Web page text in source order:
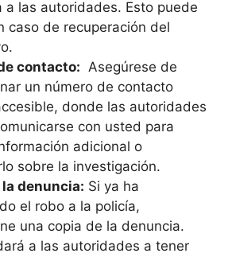
a las autoridades. Esto puede⁢
caso de recuperación del
​contacto: ⁢ Asegúrese de
un número⁢ de contacto
donde las ‍autoridades
con usted para
adicional o
sobre la investigación.
la⁢ denuncia: Si ya ha
el robo a la ⁢policía,
una copia de ‍la denuncia.
a las autoridades a tener